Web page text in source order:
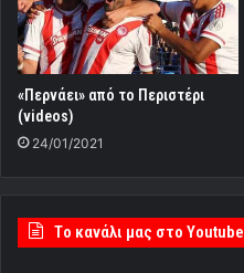
«Περνάει» από το Περιστέρι
(videos)
24/01/2021
Tο κανάλι μας στο Youtube